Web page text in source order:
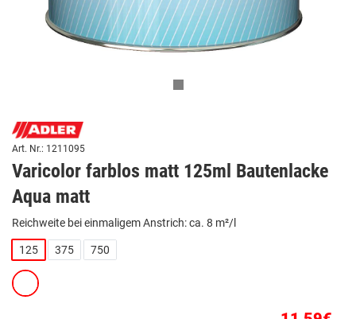
Art. Nr.: 1211095
Varicolor farblos matt 125ml Bautenlacke
Aqua matt
Reichweite bei einmaligem Anstrich: ca. 8 m²/l
125 375 750